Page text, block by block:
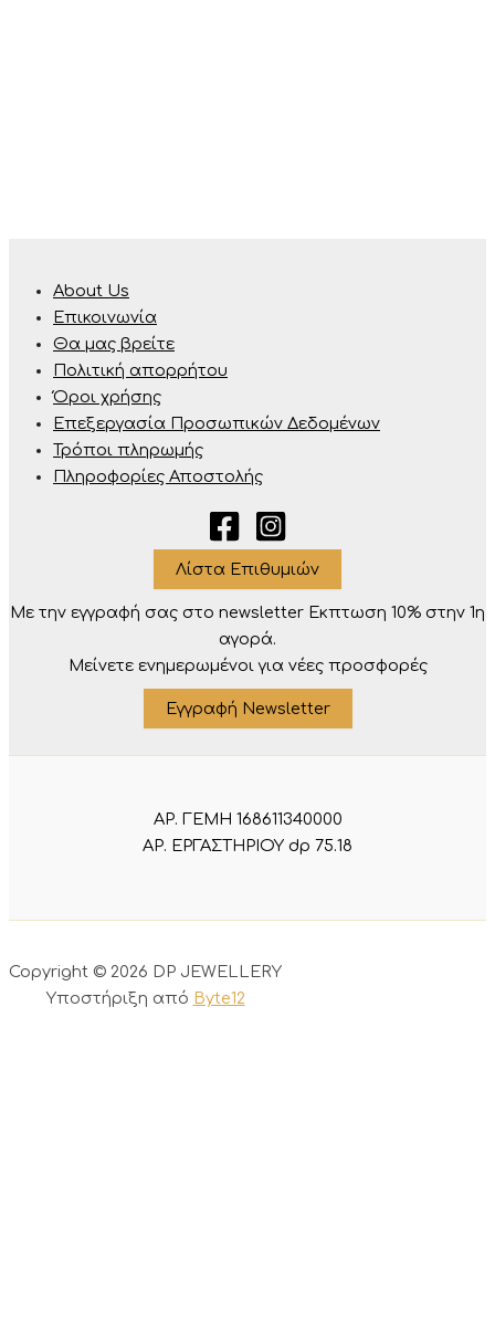
About Us
Επικοινωνία
Θα μας βρείτε
Πολιτική απορρήτου
Όροι χρήσης
Επεξεργασία Προσωπικών Δεδομένων
Τρόποι πληρωμής
Πληροφορίες Αποστολής
Λίστα Επιθυμιών
Με την εγγραφή σας στο newsletter Eκπτωση 10% στην 1η
αγορά.
Μείνετε ενημερωμένοι για νέες προσφορές
Εγγραφή Newsletter
ΑΡ. ΓΕΜΗ 168611340000
ΑΡ. ΕΡΓΑΣΤΗΡΙΟΥ dp 75.18
Copyright © 2026 DP JEWELLERY
Υποστήριξη από Byte12